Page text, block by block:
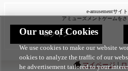
e-amusementサイ
アミューズメントゲームをさ
ログイン
マイページ|
Our use of Cookies
We use cookies to make our website
ookies to analyze the traffic of our
he advertisement tailored to your